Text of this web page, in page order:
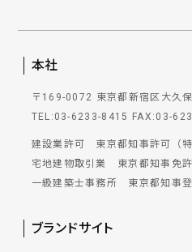
本社
〒169-0072 東京都新宿区大久
TEL:03-6233-8415
FAX:03-
建設業許可 東京都知事許可（
宅地建物取引業 東京都知事免
一級建築士事務所 東京都知事
ブランドサイト